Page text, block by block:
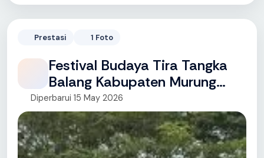
Prestasi 1 Foto
Festival Budaya Tira Tangka
Balang Kabupaten Murung
Raya Tahun 2025
Diperbarui 15 May 2026